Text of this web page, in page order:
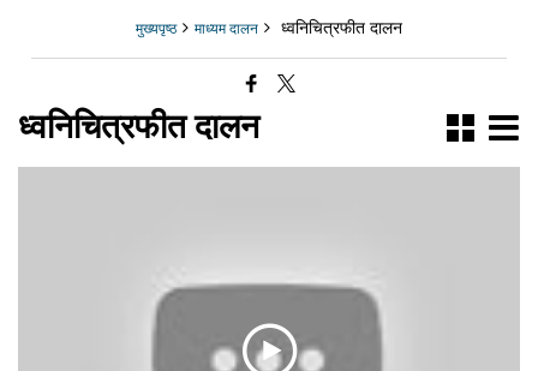
मुख्यपृष्ठ माध्यम दालन ध्वनिचित्रफीत दालन
ध्वनिचित्रफीत दालन